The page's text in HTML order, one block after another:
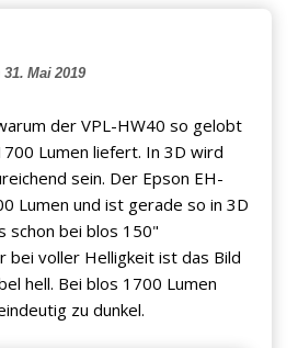
Mai 2019
der VPL-HW40 so gelobt
Lumen liefert. In 3D wird
sein. Der Epson EH-
Lumen und ist gerade so in 3D
schon bei blos 150"
bei voller Helligkeit ist das Bild
hell. Bei blos 1700 Lumen
zu dunkel.